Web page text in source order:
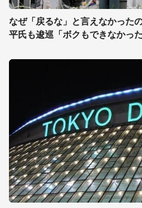
なぜ「戻るな」と言えなかった
平氏も逡巡「ボクもできなかっ